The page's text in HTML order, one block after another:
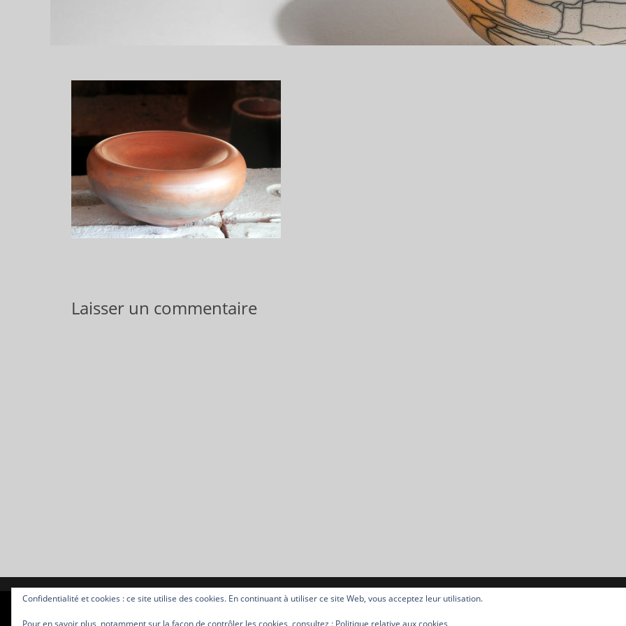
Laisser un commentaire
Copyright © 2026 Allan DESQUINS Céramiste Potier . Tous droits réservés.
Confidentialité et cookies : ce site utilise des cookies. En continuant à utiliser ce site Web, vous acceptez leur utilisation.
Pour en savoir plus, notamment sur la façon de contrôler les cookies, consultez : Politique relative aux cookies